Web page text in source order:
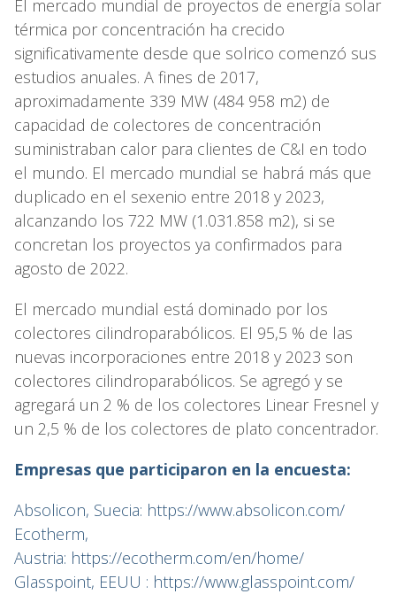
El mercado mundial de proyectos de energía solar
térmica por concentración ha crecido
significativamente desde que solrico comenzó sus
estudios anuales. A fines de 2017,
aproximadamente 339 MW (484 958 m2) de
capacidad de colectores de concentración
suministraban calor para clientes de C&I en todo
el mundo. El mercado mundial se habrá más que
duplicado en el sexenio entre 2018 y 2023,
alcanzando los 722 MW (1.031.858 m2), si se
concretan los proyectos ya confirmados para
agosto de 2022.
El mercado mundial está dominado por los
colectores cilindroparabólicos. El 95,5 % de las
nuevas incorporaciones entre 2018 y 2023 son
colectores cilindroparabólicos. Se agregó y se
agregará un 2 % de los colectores Linear Fresnel y
un 2,5 % de los colectores de plato concentrador.
Empresas que participaron en la encuesta:
Absolicon, Suecia: https://www.absolicon.com/
Ecotherm,
Austria: https://ecotherm.com/en/home/
Glasspoint, EEUU : https://www.glasspoint.com/